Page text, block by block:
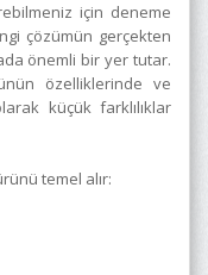
için deneme
çözümün gerçekten
önemli bir yer tutar.
özelliklerinde ve
küçük farklılıklar
temel alır: